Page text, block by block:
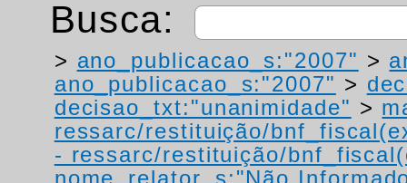
Busca:
> ano_publicacao_s:"2007" >
ano_publicacao_s:"2007" >
decisao_txt:"unanimidade" >
ressarc/restituição/
- ressarc/restituição/
nome_relator_s:"Não